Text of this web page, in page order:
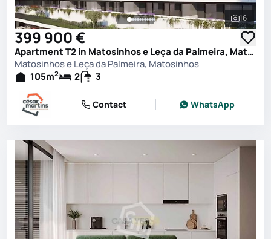
See all
16
399 900 €
Apartment T2 in Matosinhos e Leça da Palmeira, Matosinhos
Matosinhos e Leça da Palmeira, Matosinhos
105m2 2 3
Contact WhatsApp